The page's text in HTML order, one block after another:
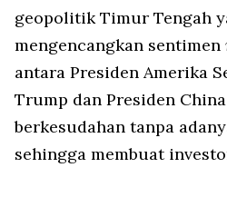
geopolitik Timur Tengah
mengencangkan sentimen
antara Presiden Amerika
Trump dan Presiden
berkesudahan tanpa
sehingga membuat